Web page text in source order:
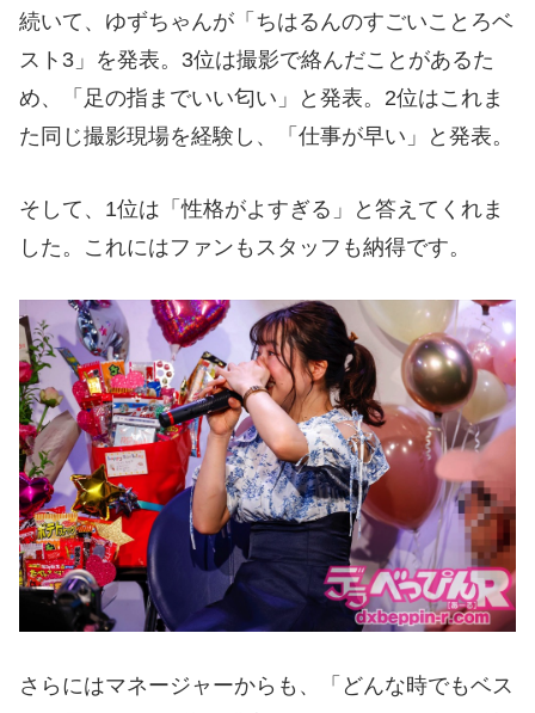
続いて、ゆずちゃんが「ちはるんのすごいことろベ
スト3」を発表。3位は撮影で絡んだことがあるた
め、「足の指までいい匂い」と発表。2位はこれま
た同じ撮影現場を経験し、「仕事が早い」と発表。
そして、1位は「性格がよすぎる」と答えてくれま
した。これにはファンもスタッフも納得です。
さらにはマネージャーからも、「どんな時でもベス